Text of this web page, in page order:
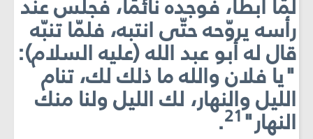
لمّا أبطأ، فوجده نائمًا، فجلس عند
رأسه يروّحه حتّى انتبه، فلمّا تنبّه
قال له أبو عبد الله (عليه السلام):
"يا فلان والله ما ذلك لك، تنام
الليل والنهار، لك الليل ولنا منك
النهار"21
.